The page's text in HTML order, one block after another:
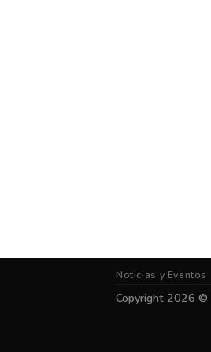
Noticias y Eventos
Copyright 2026 ©